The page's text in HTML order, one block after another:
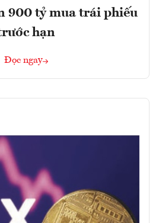
900 tỷ mua trái phiếu
hạn
Đọc ngay